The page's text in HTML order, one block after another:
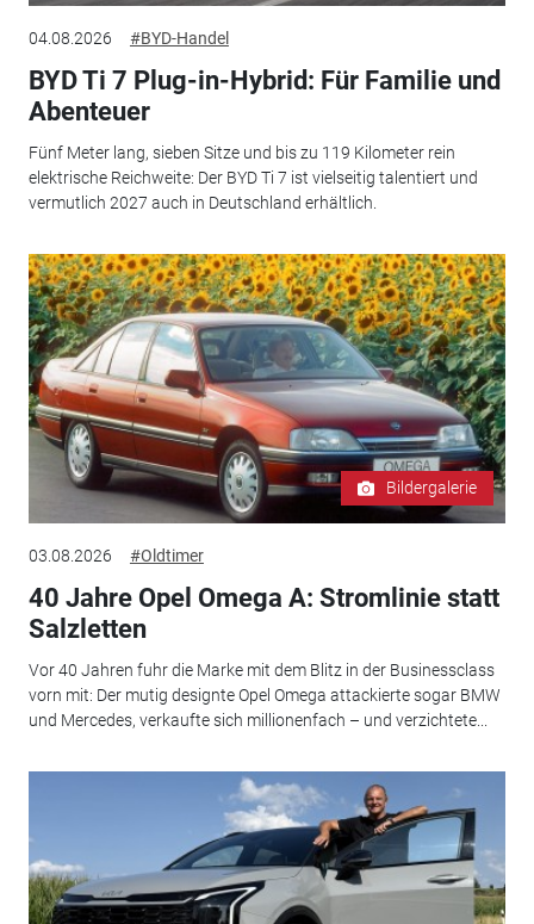
04.08.2026 #BYD-Handel
BYD Ti 7 Plug-in-Hybrid: Für Familie und
Abenteuer
Fünf Meter lang, sieben Sitze und bis zu 119 Kilometer rein
elektrische Reichweite: Der BYD Ti 7 ist vielseitig talentiert und
vermutlich 2027 auch in Deutschland erhältlich.
Bildergalerie
03.08.2026 #Oldtimer
40 Jahre Opel Omega A: Stromlinie statt
Salzletten
Vor 40 Jahren fuhr die Marke mit dem Blitz in der Businessclass
vorn mit: Der mutig designte Opel Omega attackierte sogar BMW
und Mercedes, verkaufte sich millionenfach – und verzichtete...